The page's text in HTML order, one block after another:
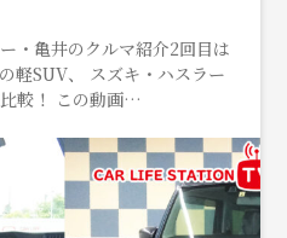
・亀井のクルマ紹介2回目は
軽SUV、 スズキ・ハスラー
較！ この動画…